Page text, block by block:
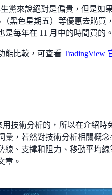
黨來說絕對是偏貴，但是如
（黑色星期五）等優惠去購買
是每年在 11 月中的時間買的
能比較，可查看 TradingView
用技術分析的，所以在介紹時
彙，若然對技術分析相關概念
線、支撑和阻力、移動平均線
章。